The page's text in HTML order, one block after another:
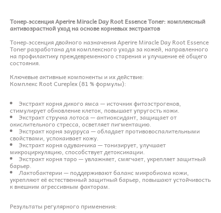
Тонер‑эссенция Aperire Miracle Day Root Essence Toner: комплексный
антивозрастной уход на основе корневых экстрактов
Тонер‑эссенция двойного назначения Aperire Miracle Day Root Essence
Toner разработана для комплексного ухода за кожей, направленного
на профилактику преждевременного старения и улучшение её общего
состояния.
Ключевые активные компоненты и их действие:
Комплекс Root Cureplex (81 % формулы):
Экстракт корня дикого ямса — источник фитоэстрогенов,
стимулирует обновление клеток, повышает упругость кожи.
Экстракт стручка лотоса — антиоксидант, защищает от
окислительного стресса, осветляет пигментацию.
Экстракт корня заурруса — обладает противовоспалительными
свойствами, успокаивает кожу.
Экстракт корня одуванчика — тонизирует, улучшает
микроциркуляцию, способствует детоксикации.
Экстракт корня таро — увлажняет, смягчает, укрепляет защитный
барьер.
Лактобактерии — поддерживают баланс микробиома кожи,
укрепляют её естественный защитный барьер, повышают устойчивость
к внешним агрессивным факторам.
Результаты регулярного применения: